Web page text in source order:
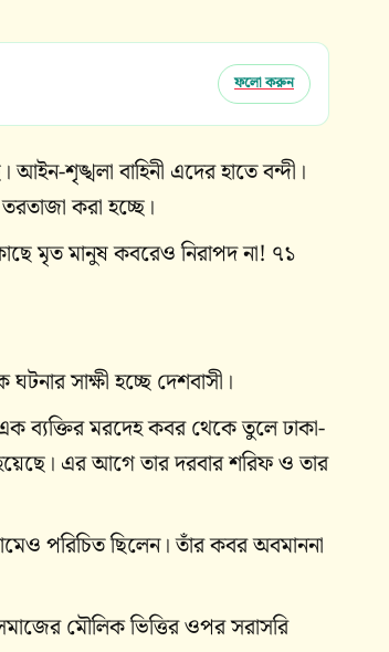
ফলো করুন
শৃঙ্খলা বাহিনী এদের হাতে বন্দী।
করা হচ্ছে।
মৃত মানুষ কবরেও নিরাপদ না! ৭১
সাক্ষী হচ্ছে দেশবাসী।
ব্যক্তির মরদেহ কবর থেকে তুলে ঢাকা-
এর আগে তার দরবার শরিফ ও তার
পরিচিত ছিলেন। তাঁর কবর অবমাননা
মৌলিক ভিত্তির ওপর সরাসরি